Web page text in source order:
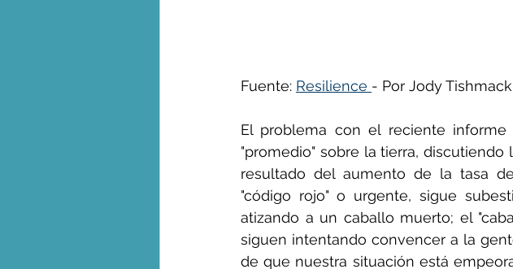
Fuente: Resilience - Por Jody
El problema con el reciente
"promedio" sobre la tierra,
resultado del aumento de la tasa
"código rojo" o urgente, sigue
atizando a un caballo muerto; el
siguen intentando convencer a la
de que nuestra situación está